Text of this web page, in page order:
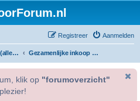
Aanmelden
Registreer
Vraag en aanbod (alleen voor geregistreerde gebruikers). Gezamenlijke inkoop / produktie voorstellen
klik op "forumoverzicht"